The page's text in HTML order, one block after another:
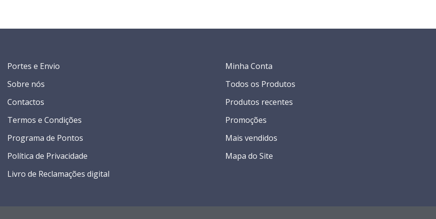
Portes e Envio
Sobre nós
Contactos
Termos e Condições
Programa de Pontos
Política de Privacidade
Livro de Reclamações digital
Minha Conta
Todos os Produtos
Produtos recentes
Promoções
Mais vendidos
Mapa do Site